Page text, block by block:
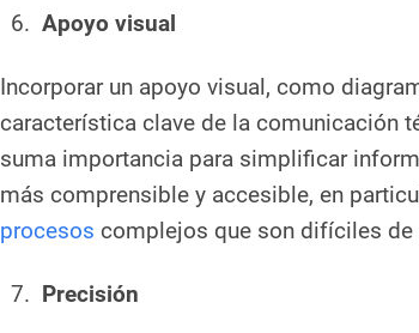
Apoyo visual
Incorporar un apoyo visual, como
característica clave de la comunicación
suma importancia para simplificar
más comprensible y accesible, en
procesos complejos que son difíciles
Precisión